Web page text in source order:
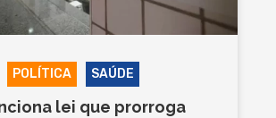
POLÍTICA SAÚDE
lei que prorroga